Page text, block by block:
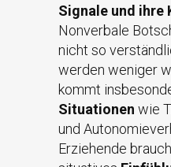
Signale und ihre
Nonverbale
nicht so
werden weniger
kommt
Situationen wie
und
Erziehende